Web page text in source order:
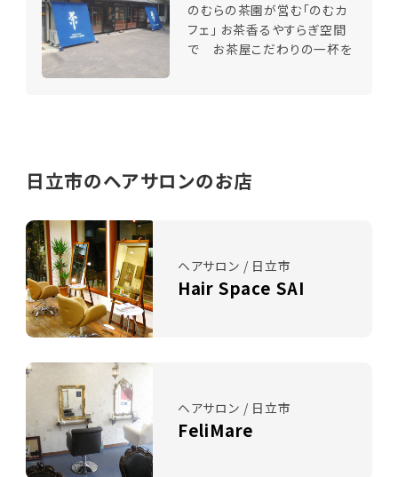
のむらの茶園が営む「のむカ
フェ」 お茶香るやすらぎ空間
で お茶屋こだわりの一杯を
日立市のヘアサロンのお店
ヘアサロン / 日立市
Hair Space SAI
ヘアサロン / 日立市
FeliMare